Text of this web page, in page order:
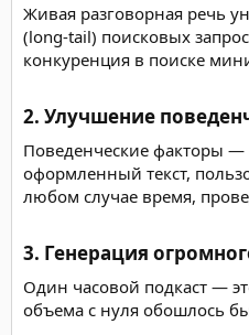
Живая разговорная речь
(long-tail) поисковых
конкуренция в поиске
2. Улучшение
Поведенческие факторы —
оформленный текст,
любом случае время,
3. Генерация
Один часовой подкаст —
объема с нуля обошлось